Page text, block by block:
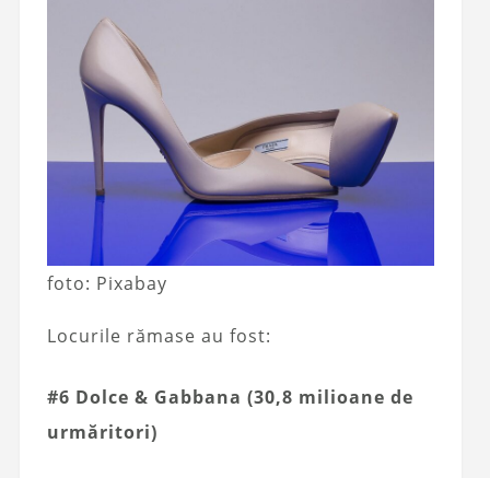
foto: Pixabay
Locurile rămase au fost:
#6 Dolce & Gabbana (30,8 milioane de
urmăritori)